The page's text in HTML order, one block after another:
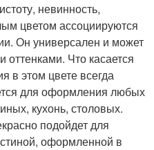
невинность,
цветом ассоциируются
Он универсален и может
оттенками. Что касается
в этом цвете всегда
для оформления любых
кухонь, столовых.
подойдет для
оформленной в